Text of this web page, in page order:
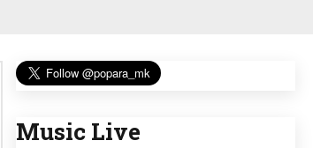
Music Live